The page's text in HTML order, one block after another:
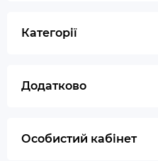
Категорії
Додатково
Особистий кабінет